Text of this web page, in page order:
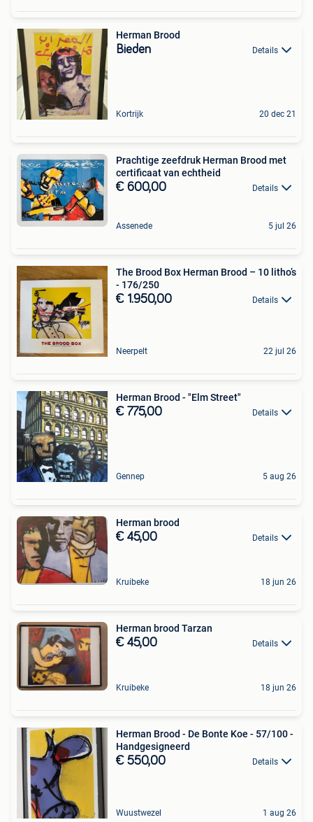
Herman Brood
Bieden Details
Kortrijk 20 dec 21
Prachtige zeefdruk Herman Brood met
certificaat van echtheid
€ 600,00 Details
Assenede 5 jul 26
The Brood Box Herman Brood – 10 litho’s
- 176/250
€ 1.950,00 Details
Neerpelt 22 jul 26
Herman Brood - "Elm Street"
€ 775,00 Details
Gennep 5 aug 26
Herman brood
€ 45,00 Details
Kruibeke 18 jun 26
Herman brood Tarzan
€ 45,00 Details
Kruibeke 18 jun 26
Herman Brood - De Bonte Koe - 57/100 -
Handgesigneerd
€ 550,00 Details
Wuustwezel 1 aug 26